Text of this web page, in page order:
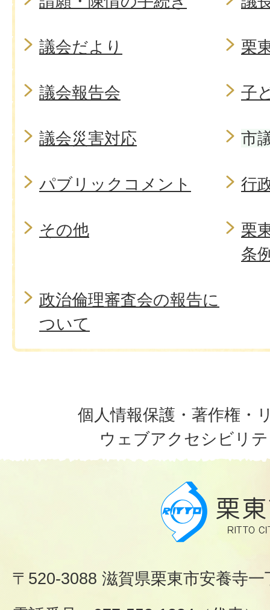
議会だより 栗
議会報告会 子
議会災害対応 市
パブリックコメント 行
その他
栗
条
政治倫理審査会の報告に
ついて
個人情報保護・著作権・
ウェブアクセシビリ
〒520-3088 滋賀県栗東市安養寺